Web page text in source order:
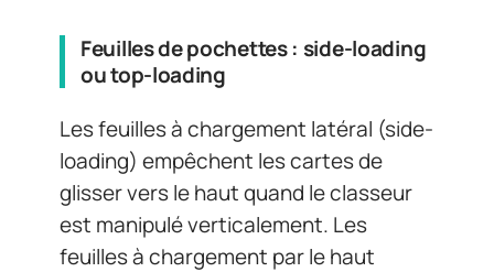
Feuilles de pochettes : side-loading
ou top-loading
Les feuilles à chargement latéral (side-
loading) empêchent les cartes de
glisser vers le haut quand le classeur
est manipulé verticalement. Les
feuilles à chargement par le haut